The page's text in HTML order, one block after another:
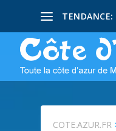
TENDANCE:
COTE.AZUR.FR